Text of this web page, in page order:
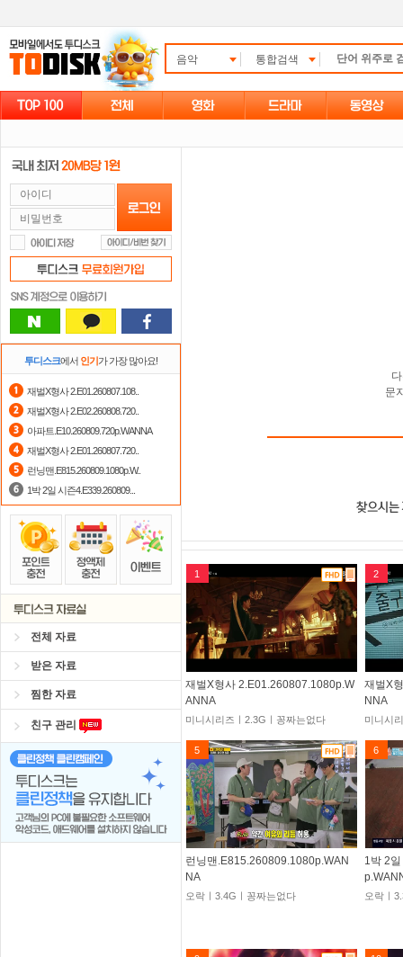
음악 통합검색
투디스크에서 인기가 가장 많아요!
재벌X형사 2.E01.260807.108..
재벌X형사 2.E02.260808.720..
아파트.E10.260809.720p.WANNA
재벌X형사 2.E01.260807.720..
런닝맨.E815.260809.1080p.W..
1박 2일 시즌4.E339.260809...
전체 자료
받은 자료
찜한 자료
친구 관리
문
1
재벌X형사 2.E01.260807.1080p.W
ANNA
미니시리즈ㅣ2.3Gㅣ꽁짜는없다
2
재벌X
NNA
미니시
5
런닝맨.E815.260809.1080p.WAN
NA
오락ㅣ3.4Gㅣ꽁짜는없다
6
1박 2
오락ㅣ